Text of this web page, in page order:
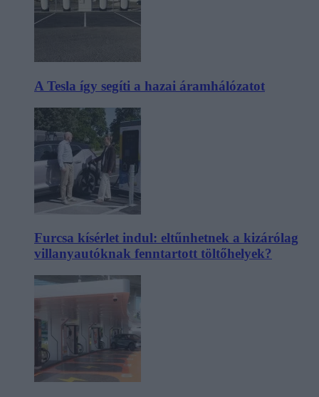
A Tesla így segíti a hazai áramhálózatot
Furcsa kísérlet indul: eltűnhetnek a kizárólag
villanyautóknak fenntartott töltőhelyek?